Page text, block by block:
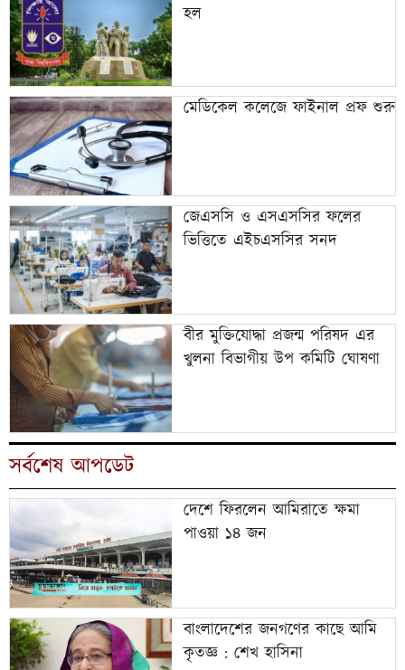
হল
মেডিকেল কলেজে ফাইনাল প্রফ শুরু
জেএসসি ও এসএসসির ফলের
ভিত্তিতে এইচএসসির সনদ
বীর মুক্তিযোদ্ধা প্রজন্ম পরিষদ এর
খুলনা বিভাগীয় উপ কমিটি ঘোষণা
সর্বশেষ আপডেট
দেশে ফিরলেন আমিরাতে ক্ষমা
পাওয়া ১৪ জন
বাংলাদেশের জনগণের কাছে আমি
কৃতজ্ঞ : শেখ হাসিনা